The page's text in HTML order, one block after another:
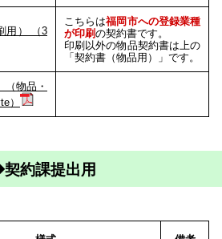
用） （3
こちらは福岡市への登録業種
が印刷の契約書です。
印刷以外の物品契約書は上の
「契約書（物品用）」です。
（物品・
）
約課提出用